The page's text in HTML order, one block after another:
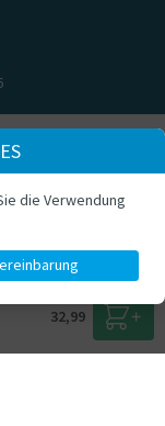
32,99
die Verwendung